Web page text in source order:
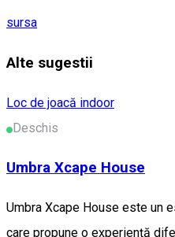
sursa
Alte sugestii
Loc de joacă indoor
Deschis
Umbra Xcape House
Umbra Xcape House este un
care propune o experiență